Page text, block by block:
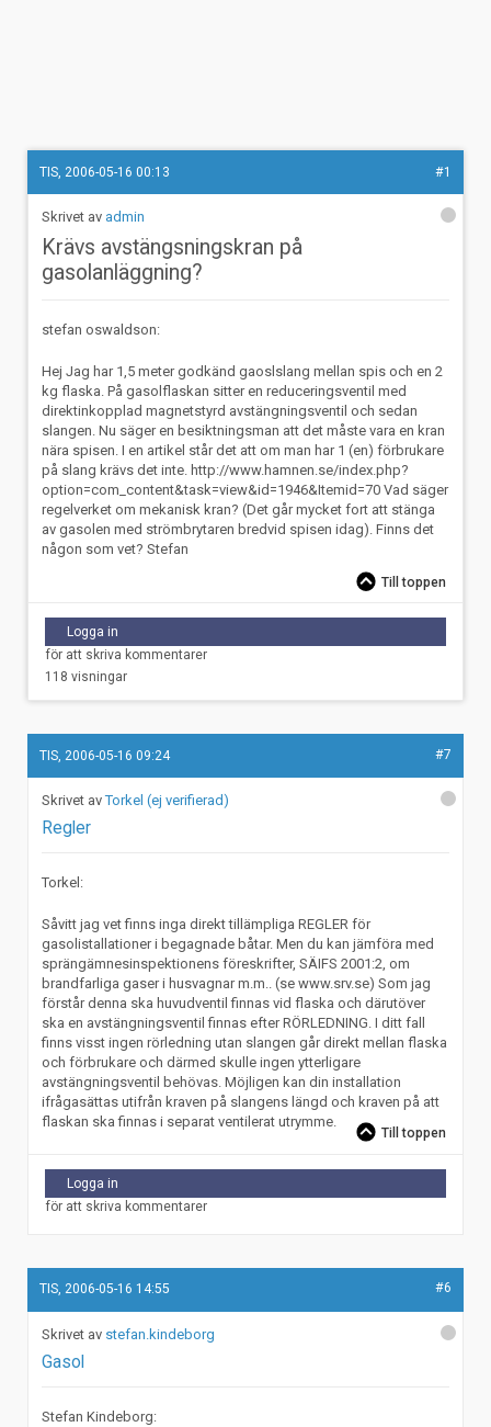
TIS, 2006-05-16 00:13 #1
admin
Krävs avstängsningskran på
gasolanläggning?
stefan oswaldson:
Hej Jag har 1,5 meter godkänd gaoslslang mellan spis och en 2
kg flaska. På gasolflaskan sitter en reduceringsventil med
direktinkopplad magnetstyrd avstängningsventil och sedan
slangen. Nu säger en besiktningsman att det måste vara en kran
nära spisen. I en artikel står det att om man har 1 (en) förbrukare
på slang krävs det inte. http://www.hamnen.se/index.php?
option=com_content&task=view&id=1946&Itemid=70 Vad säger
regelverket om mekanisk kran? (Det går mycket fort att stänga
av gasolen med strömbrytaren bredvid spisen idag). Finns det
någon som vet? Stefan
Till toppen
Logga in
för att skriva kommentarer
118 visningar
TIS, 2006-05-16 09:24 #7
Torkel (ej verifierad)
Regler
Torkel:
Såvitt jag vet finns inga direkt tillämpliga REGLER för
gasolistallationer i begagnade båtar. Men du kan jämföra med
sprängämnesinspektionens föreskrifter, SÄIFS 2001:2, om
brandfarliga gaser i husvagnar m.m.. (se www.srv.se) Som jag
förstår denna ska huvudventil finnas vid flaska och därutöver
ska en avstängningsventil finnas efter RÖRLEDNING. I ditt fall
finns visst ingen rörledning utan slangen går direkt mellan flaska
och förbrukare och därmed skulle ingen ytterligare
avstängningsventil behövas. Möjligen kan din installation
ifrågasättas utifrån kraven på slangens längd och kraven på att
flaskan ska finnas i separat ventilerat utrymme.
Till toppen
Logga in
för att skriva kommentarer
TIS, 2006-05-16 14:55 #6
stefan.kindeborg
Gasol
Stefan Kindeborg: